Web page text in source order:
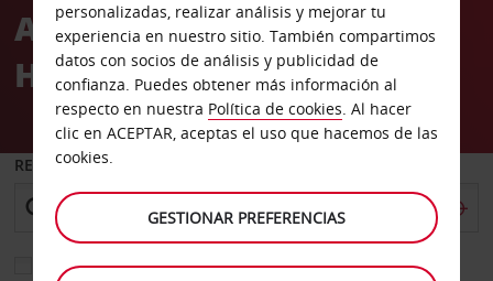
AvisAlquiler de coches
Hannover centro
RECOGER EN
Elegir otra oficina de devolución
personalizadas, realizar análisis y mejorar tu
experiencia en nuestro sitio. También compartimos
datos con socios de análisis y publicidad de
confianza. Puedes obtener más información al
respecto en nuestra Política de cookies. Al hacer
clic en ACEPTAR, aceptas el uso que hacemos de las
cookies.
GESTIONAR PREFERENCIAS